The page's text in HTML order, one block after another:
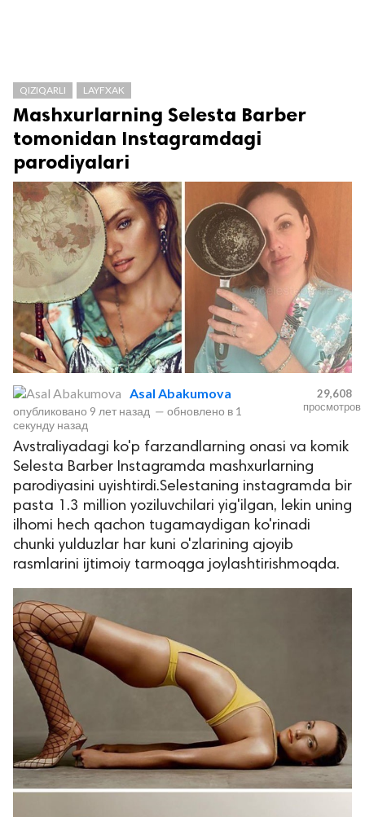
защищены.
QIZIQARLI LAYFXAK
Mashxurlarning Selesta Barber
tomonidan Instagramdagi
parodiyalari
Asal Abakumova
опубликовано 9 лет назад — обновлено в 1
секунду назад
29,608
просмотров
Avstraliyadagi ko'p farzandlarning onasi va komik
Selesta Barber Instagramda mashxurlarning
parodiyasini uyishtirdi.Selestaning instagramda bir
pasta 1.3 million yoziluvchilari yig'ilgan, lekin uning
ilhomi hech qachon tugamaydigan ko'rinadi
chunki yulduzlar har kuni o'zlarining ajoyib
rasmlarini ijtimoiy tarmoqga joylashtirishmoqda.